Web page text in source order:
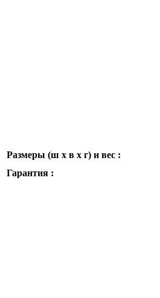
Размеры (ш x в x г) и вес :
Гарантия :